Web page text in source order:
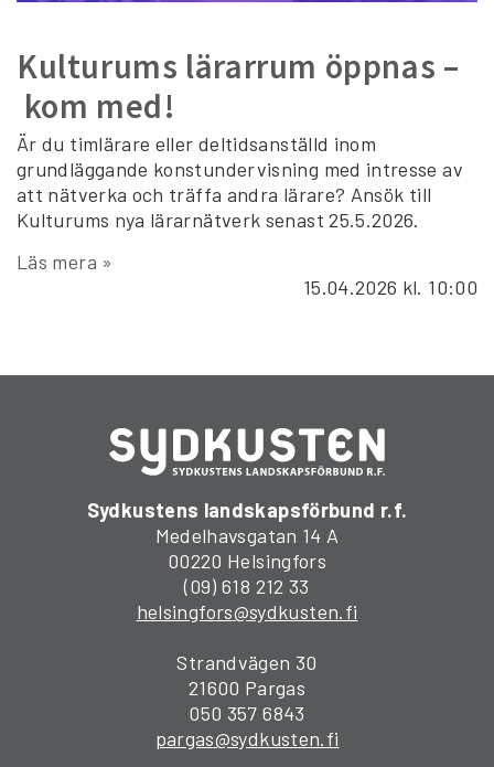
Kulturums lärarrum öppnas –
kom med!
Är du timlärare eller deltidsanställd inom
grundläggande konstundervisning med intresse av
att nätverka och träffa andra lärare? Ansök till
Kulturums nya lärarnätverk senast 25.5.2026.
Läs mera »
15.04.2026 kl. 10:00
Sydkustens landskapsförbund r.f.
Medelhavsgatan 14 A
00220 Helsingfors
(09) 618 212 33
helsingfors@sydkusten.fi
Strandvägen 30
21600 Pargas
050 357 6843
pargas@sydkusten.fi